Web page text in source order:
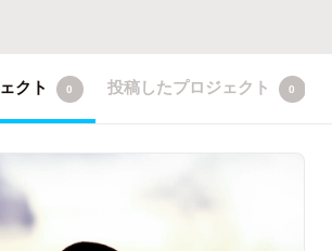
クト 0 投稿したプロジェクト 0